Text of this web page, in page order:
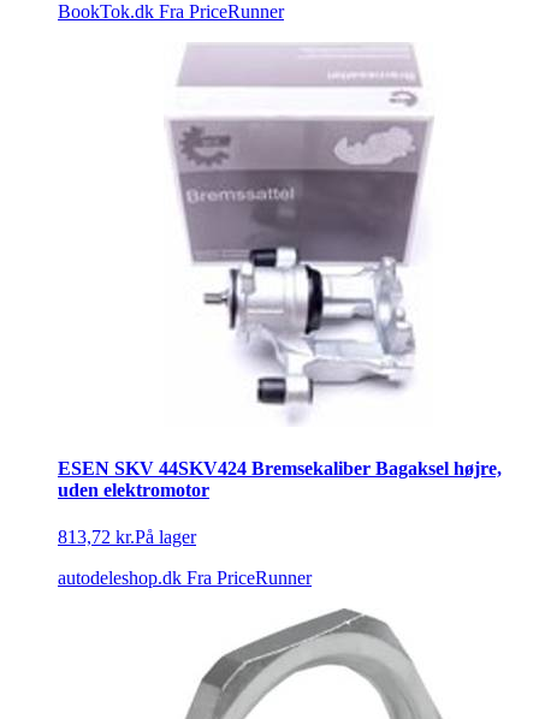
BookTok.dk Fra PriceRunner
ESEN SKV 44SKV424 Bremsekaliber Bagaksel højre,
uden elektromotor
813,72 kr.På lager
autodeleshop.dk Fra PriceRunner